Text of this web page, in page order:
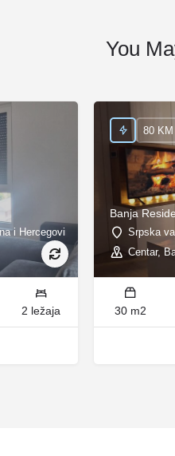
You
i Hercegovina
2 ležaja
Banja
Srpska
Centar,
80 KM
30 m2